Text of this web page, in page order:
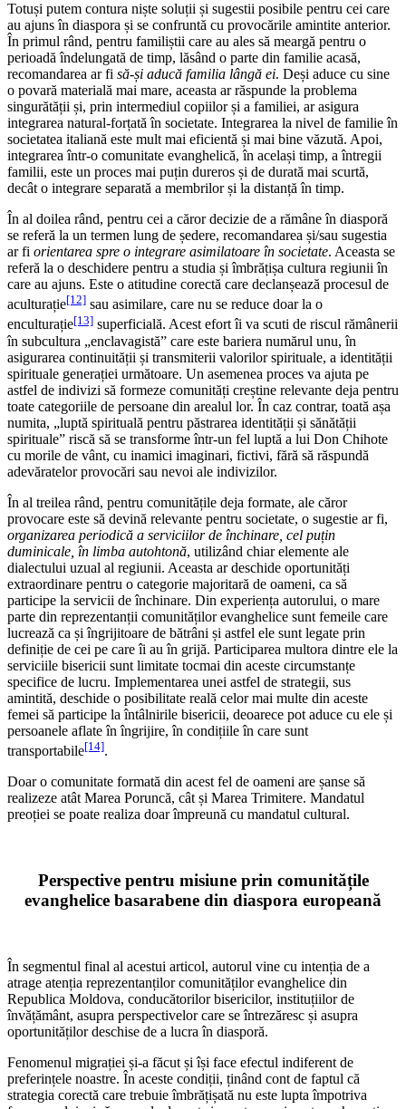
Totuși putem contura niște soluții și sugestii posibile pentru cei care
au ajuns în diaspora și se confruntă cu provocările amintite anterior.
În primul rând, pentru familiștii care au ales să meargă pentru o
perioadă îndelungată de timp, lăsând o parte din familie acasă,
recomandarea ar fi să-și aducă familia lângă ei. Deși aduce cu sine
o povară materială mai mare, aceasta ar răspunde la problema
singurătății și, prin intermediul copiilor și a familiei, ar asigura
integrarea natural-forțată în societate. Integrarea la nivel de familie în
societatea italiană este mult mai eficientă și mai bine văzută. Apoi,
integrarea într-o comunitate evanghelică, în același timp, a întregii
familii, este un proces mai puțin dureros și de durată mai scurtă,
decât o integrare separată a membrilor și la distanță în timp.
În al doilea rând, pentru cei a căror decizie de a rămâne în diasporă
se referă la un termen lung de ședere, recomandarea și/sau sugestia
ar fi orientarea spre o integrare asimilatoare în societate. Aceasta se
referă la o deschidere pentru a studia și îmbrățișa cultura regiunii în
care au ajuns. Este o atitudine corectă care declanșează procesul de
aculturație[12] sau asimilare, care nu se reduce doar la o
enculturație[13] superficială. Acest efort îi va scuti de riscul rămânerii
în subcultura „enclavagistă” care este bariera numărul unu, în
asigurarea continuității și transmiterii valorilor spirituale, a identității
spirituale generației următoare. Un asemenea proces va ajuta pe
astfel de indivizi să formeze comunități creștine relevante deja pentru
toate categoriile de persoane din arealul lor. În caz contrar, toată așa
numita, „luptă spirituală pentru păstrarea identității și sănătății
spirituale” riscă să se transforme într-un fel luptă a lui Don Chihote
cu morile de vânt, cu inamici imaginari, fictivi, fără să răspundă
adevăratelor provocări sau nevoi ale indivizilor.
În al treilea rând, pentru comunitățile deja formate, ale căror
provocare este să devină relevante pentru societate, o sugestie ar fi,
organizarea periodică a serviciilor de închinare, cel puțin
duminicale, în limba autohtonă, utilizând chiar elemente ale
dialectului uzual al regiunii. Aceasta ar deschide oportunități
extraordinare pentru o categorie majoritară de oameni, ca să
participe la servicii de închinare. Din experiența autorului, o mare
parte din reprezentanții comunităților evanghelice sunt femeile care
lucrează ca și îngrijitoare de bătrâni și astfel ele sunt legate prin
definiție de cei pe care îi au în grijă. Participarea multora dintre ele la
serviciile bisericii sunt limitate tocmai din aceste circumstanțe
specifice de lucru. Implementarea unei astfel de strategii, sus
amintită, deschide o posibilitate reală celor mai multe din aceste
femei să participe la întâlnirile bisericii, deoarece pot aduce cu ele și
persoanele aflate în îngrijire, în condițiile în care sunt
transportabile[14].
Doar o comunitate formată din acest fel de oameni are șanse să
realizeze atât Marea Poruncă, cât și Marea Trimitere. Mandatul
preoției se poate realiza doar împreună cu mandatul cultural.
Perspective pentru misiune prin comunitățile
evanghelice basarabene din diaspora europeană
În segmentul final al acestui articol, autorul vine cu intenția de a
atrage atenția reprezentanților comunităților evanghelice din
Republica Moldova, conducătorilor bisericilor, instituțiilor de
învățământ, asupra perspectivelor care se întrezăresc și asupra
oportunităților deschise de a lucra în diasporă.
Fenomenul migrației și-a făcut și își face efectul indiferent de
preferințele noastre. În aceste condiții, ținând cont de faptul că
strategia corectă care trebuie îmbrățișată nu este lupta împotriva